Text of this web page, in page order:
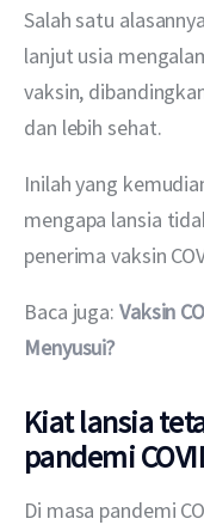
Salah satu
lanjut usia
vaksin,
dan lebih sehat.
Inilah yang
mengapa lansia
penerima vaksin
Baca juga: Vaksin
Menyusui?
Kiat lansia
pandemi
Di masa pandemi